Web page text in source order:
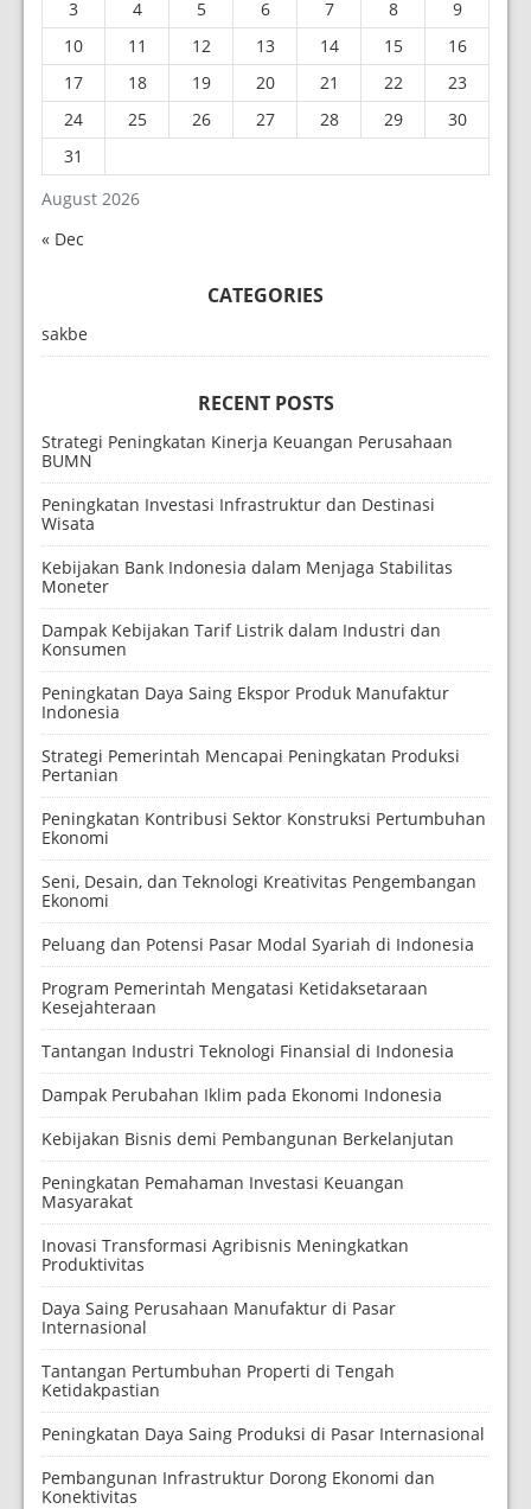
August 2026
3 4 5 6 7 8
9
10
11 12 13 14 15
16
17
18 19 20 21 22
23
24
25 26 27 28 29
30
31
« Dec
CATEGORIES
sakbe
RECENT POSTS
Strategi Peningkatan Kinerja Keuangan Perusahaan
BUMN
Peningkatan Investasi Infrastruktur dan Destinasi
Wisata
Kebijakan Bank Indonesia dalam Menjaga Stabilitas
Moneter
Dampak Kebijakan Tarif Listrik dalam Industri dan
Konsumen
Peningkatan Daya Saing Ekspor Produk Manufaktur
Indonesia
Strategi Pemerintah Mencapai Peningkatan Produksi
Pertanian
Peningkatan Kontribusi Sektor Konstruksi Pertumbuhan
Ekonomi
Seni, Desain, dan Teknologi Kreativitas Pengembangan
Ekonomi
Peluang dan Potensi Pasar Modal Syariah di Indonesia
Program Pemerintah Mengatasi Ketidaksetaraan
Kesejahteraan
Tantangan Industri Teknologi Finansial di Indonesia
Dampak Perubahan Iklim pada Ekonomi Indonesia
Kebijakan Bisnis demi Pembangunan Berkelanjutan
Peningkatan Pemahaman Investasi Keuangan
Masyarakat
Inovasi Transformasi Agribisnis Meningkatkan
Produktivitas
Daya Saing Perusahaan Manufaktur di Pasar
Internasional
Tantangan Pertumbuhan Properti di Tengah
Ketidakpastian
Peningkatan Daya Saing Produksi di Pasar Internasional
Pembangunan Infrastruktur Dorong Ekonomi dan
Konektivitas